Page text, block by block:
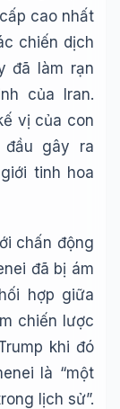
cao nhất
chiến dịch
đã làm rạn
của Iran.
vị của con
đầu gây ra
tinh hoa
chấn động
đã bị ám
hợp giữa
chiến lược
khi đó
là “một
lịch sử”.